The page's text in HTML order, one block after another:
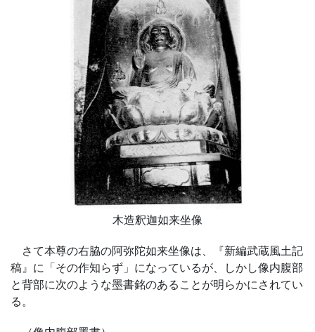
木造釈迦如来坐像
さて本尊の右脇の阿弥陀如来坐像は、『新編武蔵風土記
稿』に「その作知らず」になっているが、しかし像内腹部
と背部に次のような墨書銘のあることが明らかにされてい
る。